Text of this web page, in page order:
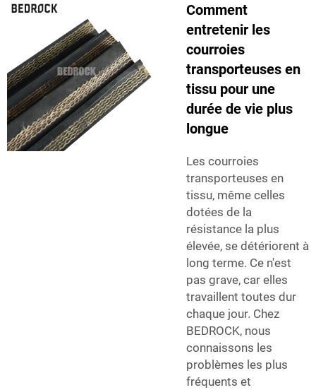
Comment
entretenir les
courroies
transporteuses en
tissu pour une
durée de vie plus
longue
Les courroies
transporteuses en
tissu, même celles
dotées de la
résistance la plus
élevée, se détériorent à
long terme. Ce n'est
pas grave, car elles
travaillent toutes dur
chaque jour. Chez
BEDROCK, nous
connaissons les
problèmes les plus
fréquents et